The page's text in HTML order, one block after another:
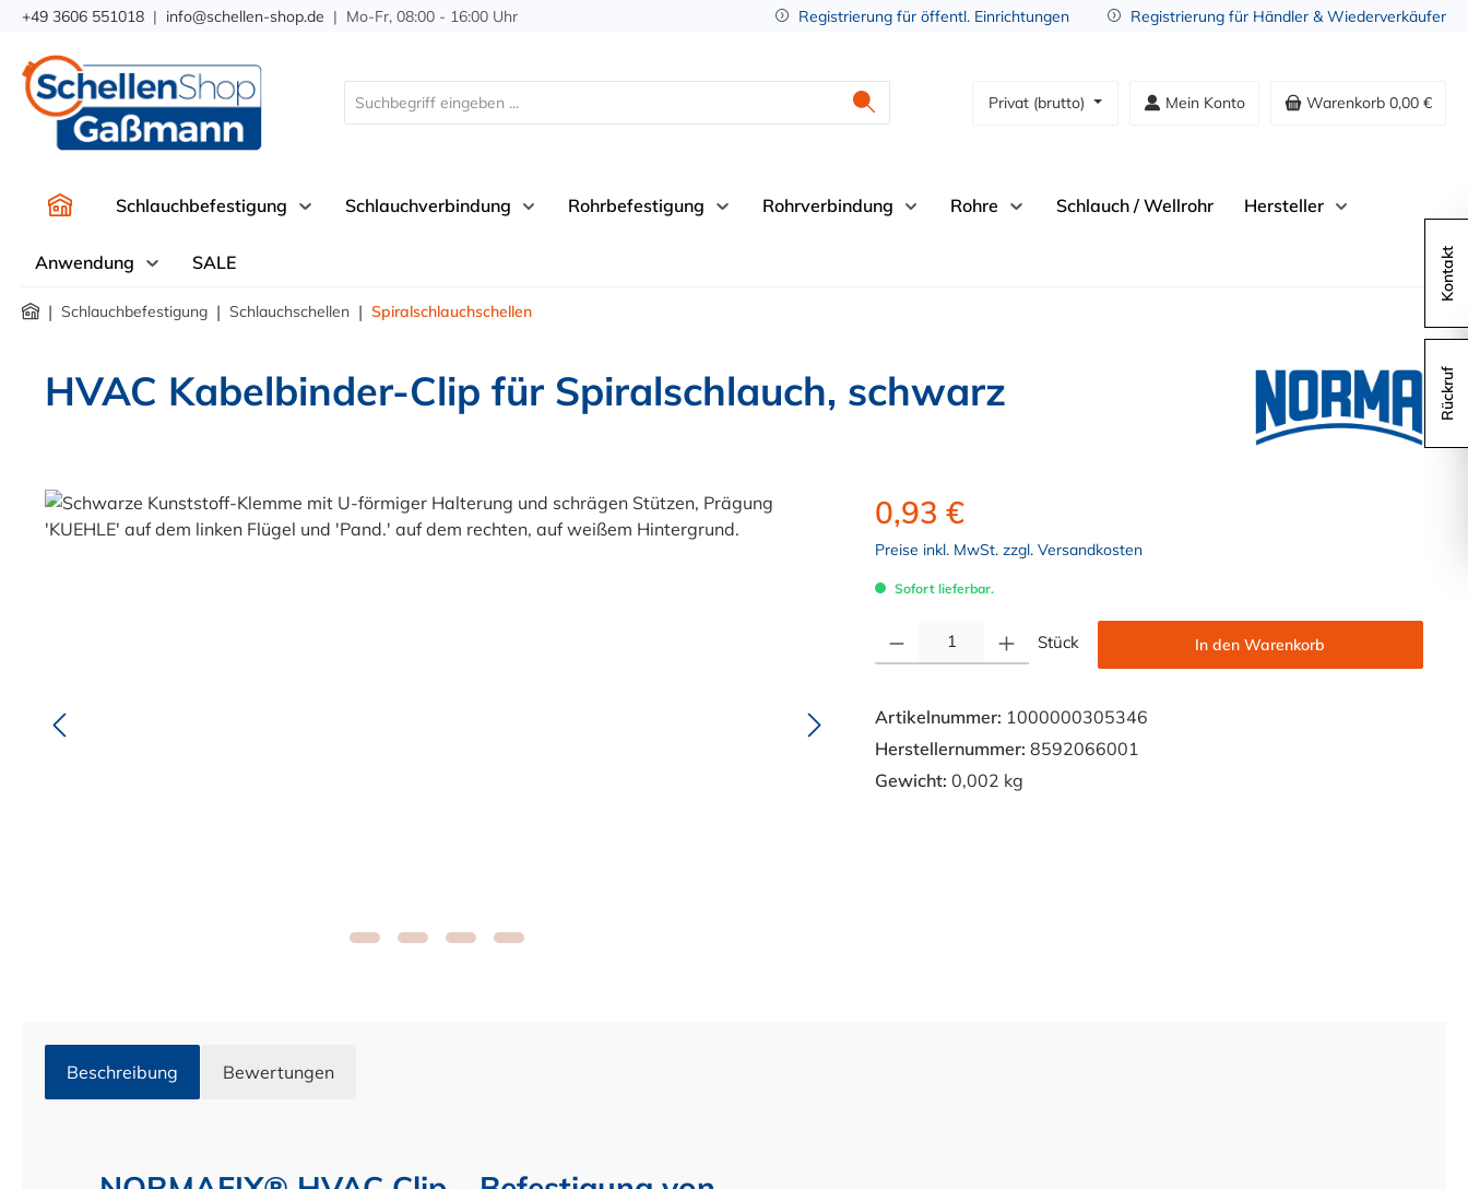
Zur Hauptnavigation springen
+49 3606 551018 | info@schellen-shop.de | Mo-Fr, 08:00 - 16:00 Uhr Registrierung für öffentl. Einrichtungen Registrierung für Händler & Wiederverkäufer
Privat (brutto) Mein Konto Warenkorb 0,00 €
Schlauchbefestigung Schlauchverbindung Rohrbefestigung Rohrverbindung Rohre Schlauch / Wellrohr Hersteller
Anwendung SALE
| Schlauchbefestigung | Schlauchschellen | Spiralschlauchschellen
HVAC Kabelbinder-Clip für Spiralschlauch, schwarz
Bildergalerie überspringen 0,93 €
Preise inkl. MwSt. zzgl. Versandkosten
Sofort lieferbar.
Stück In den Warenkorb
Artikelnummer: 1000000305346
Herstellernummer: 8592066001
Gewicht: 0,002 kg
Beschreibung Bewertungen
Kontakt
Rückruf